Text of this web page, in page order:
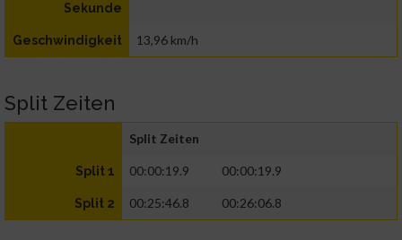
Sekunde
Geschwindigkeit 13,96 km/h
Split Zeiten
Split Zeiten
Split 1 00:00:19.9 00:00:19.9
Split 2 00:25:46.8 00:26:06.8